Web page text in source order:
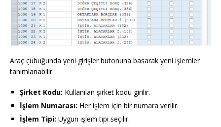
Araç çubuğunda yeni girişler butonuna basarak yeni işlemler
tanımlanabilir.
Şirket Kodu: Kullanılan şirket kodu girilir.
İşlem Numarası: Her işlem için bir numara verilir.
İşlem Tipi: Uygun işlem tipi seçilir.